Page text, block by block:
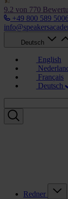
9.2 von 770
+49 800 589
Deutsch
English
Français
Deutsch
Redner